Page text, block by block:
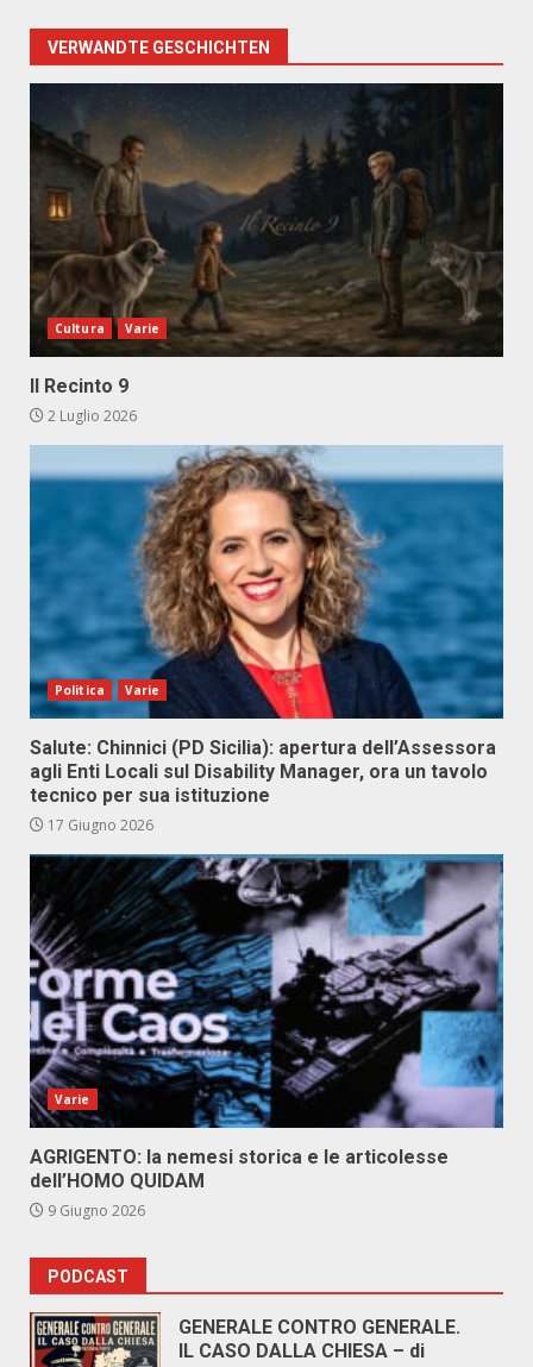
VERWANDTE GESCHICHTEN
Cultura Varie
Il Recinto 9
2 Luglio 2026
Politica Varie
Salute: Chinnici (PD Sicilia): apertura dell’Assessora
agli Enti Locali sul Disability Manager, ora un tavolo
tecnico per sua istituzione
17 Giugno 2026
Varie
AGRIGENTO: la nemesi storica e le articolesse
dell’HOMO QUIDAM
9 Giugno 2026
PODCAST
GENERALE CONTRO GENERALE.
IL CASO DALLA CHIESA – di